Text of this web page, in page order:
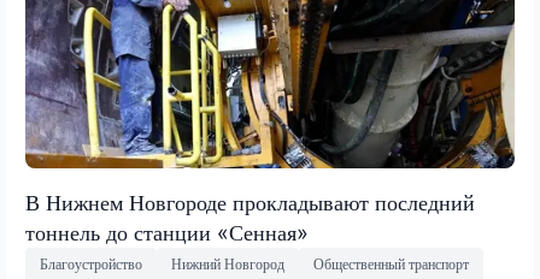
В Нижнем Новгороде прокладывают последний
тоннель до станции «Сенная»
Благоустройство Нижний Новгород Общественный транспорт